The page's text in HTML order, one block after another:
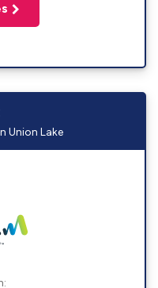
Union Lake